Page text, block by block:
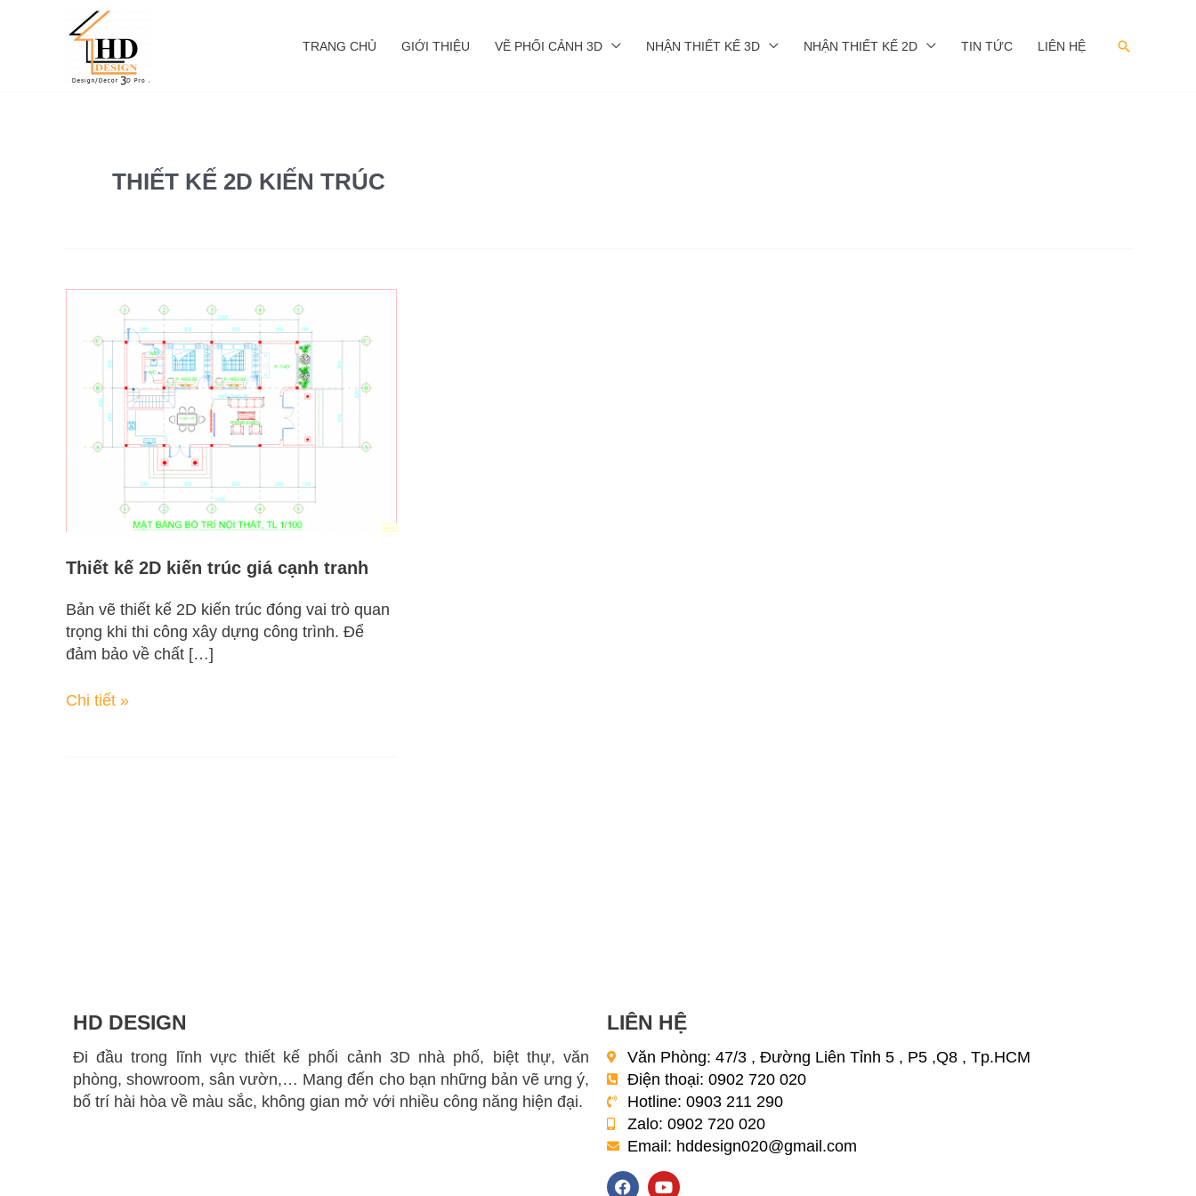
TRANG CHỦ GIỚI THIỆU VẼ PHỐI CẢNH 3D NHẬN THIẾT KẾ 3D NHẬN THIẾT KẾ 2D TIN TỨC LIÊN HỆ Search
THIẾT KẾ 2D KIẾN TRÚC
Thiết kế 2D kiến trúc giá cạnh tranh
Bản vẽ thiết kế 2D kiến trúc đóng vai trò quan
trọng khi thi công xây dựng công trình. Để
đảm bảo về chất […]
trúc
tranh
Chi tiết »
HD DESIGN
Đi đầu trong lĩnh vực thiết kế phối cảnh 3D nhà phố, biệt thự, văn
phòng, showroom, sân vườn,… Mang đến cho bạn những bản vẽ ưng ý,
bố trí hài hòa về màu sắc, không gian mở với nhiều công năng hiện đại.
LIÊN HỆ
Văn Phòng: 47/3 , Đường Liên Tỉnh 5 , P5 ,Q8 , Tp.HCM
Điện thoại: 0902 720 020
Hotline: 0903 211 290
Zalo: 0902 720 020
Email: hddesign020@gmail.com
F
Y